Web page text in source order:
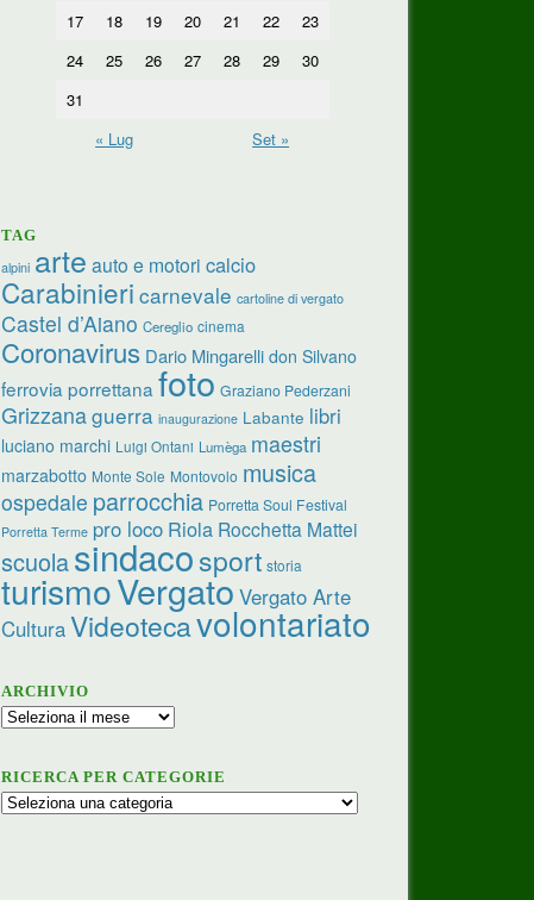
17
18 19 20 21 22
23
24
25 26 27 28 29
30
31
« Lug
Set »
TAG
alpini arte auto e motori calcio
Carabinieri carnevale cartoline di vergato
Castel d’Aiano Cereglio cinema
Coronavirus Dario Mingarelli don Silvano
ferrovia porrettana foto Graziano Pederzani
Grizzanaguerra inaugurazione Labante libri
luciano marchi Luigi Ontani Lumèga maestri
marzabotto Monte Sole Montovolo musica
ospedale parrocchia Porretta Soul Festival
Porretta Terme pro loco Riola Rocchetta Mattei
scuolasindacosport storia
turismoVergato Vergato Arte
CulturaVideotecavolontariato
ARCHIVIO
Archivio
RICERCA PER CATEGORIE
Ricerca